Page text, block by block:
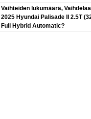
Vaihteiden lukumäärä,
2025 Hyundai Palisade II 2.5T
Full Hybrid Automatic?